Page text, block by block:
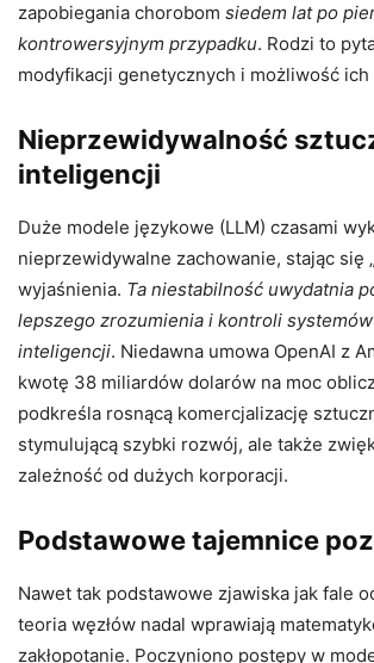
zapobiegania chorobom siedem lat po
kontrowersyjnym przypadku. Rodzi to
modyfikacji genetycznych i możliwość ich
Nieprzewidywalność
inteligencji
Duże modele językowe (LLM) czasami
nieprzewidywalne zachowanie, stając się
wyjaśnienia. Ta niestabilność uwydatnia
lepszego zrozumienia i kontroli
inteligencji. Niedawna umowa OpenAI z
kwotę 38 miliardów dolarów na moc
podkreśla rosnącą komercjalizację
stymulującą szybki rozwój, ale także
zależność od dużych korporacji.
Podstawowe tajemnice
Nawet tak podstawowe zjawiska jak fale
teoria węzłów nadal wprawiają
zakłopotanie. Poczyniono postępy w